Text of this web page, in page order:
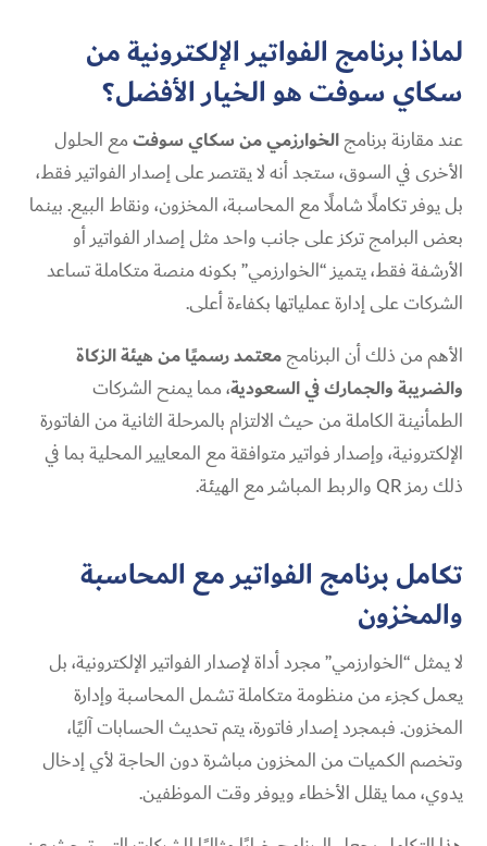
لماذا برنامج الفواتير الإلكترونية من
سكاي سوفت هو الخيار الأفضل؟
عند مقارنة برنامجالخوارزمي من سكاي سوفتمع الحلول
الأخرى في السوق، ستجد أنه لا يقتصر على إصدار الفواتير فقط،
بل يوفر تكاملًا شاملًا مع المحاسبة، المخزون، ونقاط البيع. بينما
بعض البرامج تركز على جانب واحد مثل إصدار الفواتير أو
الأرشفة فقط، يتميز “الخوارزمي” بكونه منصة متكاملة تساعد
الشركات على إدارة عملياتها بكفاءة أعلى.
الأهم من ذلك أن البرنامجمعتمد رسميًا من هيئة الزكاة
والضريبة والجمارك في السعودية، مما يمنح الشركات
الطمأنينة الكاملة من حيث الالتزام بالمرحلة الثانية من الفاتورة
الإلكترونية، وإصدار فواتير متوافقة مع المعايير المحلية بما في
ذلك رمز QR والربط المباشر مع الهيئة.
تكامل برنامج الفواتير مع المحاسبة
والمخزون
لا يمثل “الخوارزمي” مجرد أداة لإصدار الفواتير الإلكترونية، بل
يعمل كجزء من منظومة متكاملة تشمل المحاسبة وإدارة
المخزون. فبمجرد إصدار فاتورة، يتم تحديث الحسابات آليًا،
وتخصم الكميات من المخزون مباشرة دون الحاجة لأي إدخال
يدوي، مما يقلل الأخطاء ويوفر وقت الموظفين.